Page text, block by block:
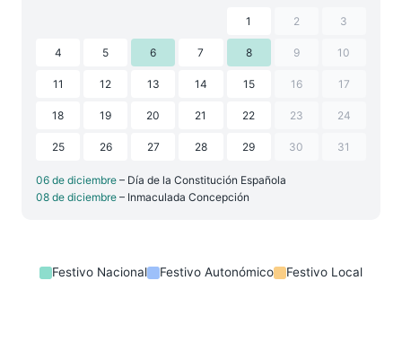
1 2 3
4 5 6 7 8 9 10
11 12 13 14 15 16 17
18 19 20 21 22 23 24
25 26 27 28 29 30 31
06 de diciembre – Día de la Constitución Española
08 de diciembre – Inmaculada Concepción
Festivo Nacional Festivo Autonómico Festivo Local